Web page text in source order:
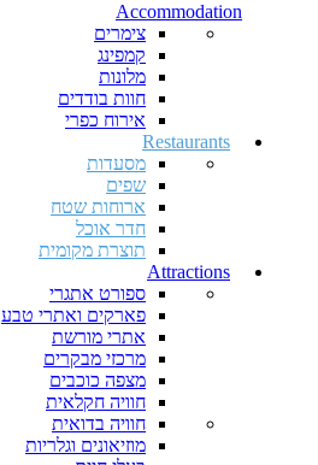
Accommodation
צימרים
קמפינג
מלונות
חוות בודדים
אירוח כפרי
Restaurants
מסעדות
שפים
ארוחות שטח
חדר אוכל
תוצרת מקומית
Attractions
ספורט אתגרי
פארקים ואתרי טבע
אתרי מורשת
מרכזי מבקרים
מצפה כוכבים
חוויה חקלאית
חוויה בדואית
מוזיאונים וגלריות